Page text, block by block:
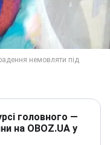
головного —
на OBOZ.UA у